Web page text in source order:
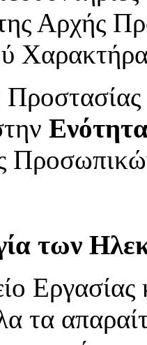
Αρχής
των
τα